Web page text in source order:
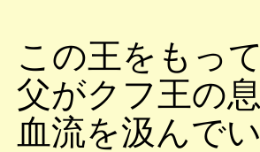
この王をもっ
父がクフ王の
血流を汲んでい